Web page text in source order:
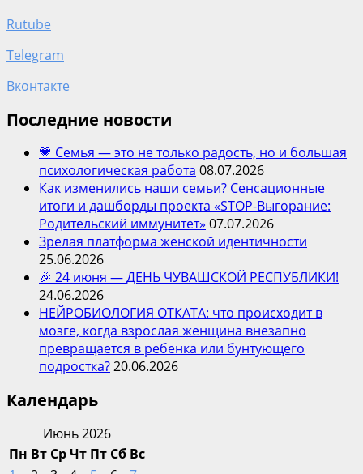
Rutube
Telegram
Вконтакте
Последние новости
💗 Семья — это не только радость, но и большая
психологическая работа 08.07.2026
Как изменились наши семьи? Сенсационные
итоги и дашборды проекта «STOP-Выгорание:
Родительский иммунитет» 07.07.2026
Зрелая платформа женской идентичности
25.06.2026
🎉 24 июня — ДЕНЬ ЧУВАШСКОЙ РЕСПУБЛИКИ!
24.06.2026
НЕЙРОБИОЛОГИЯ ОТКАТА: что происходит в
мозге, когда взрослая женщина внезапно
превращается в ребенка или бунтующего
подростка?20.06.2026
Календарь
Июнь 2026
Пн Вт СрЧт Пт Сб Вс